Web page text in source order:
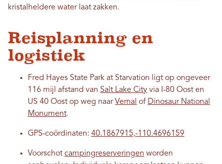
kristalheldere water laat zakken.
Reisplanning en
logistiek
Fred Hayes State Park at Starvation ligt op ongeveer
116 mijl afstand van Salt Lake City via I-80 Oost en
US 40 Oost op weg naarVernal of Dinosaur National
Monument.
GPS-coördinaten: 40.1867915,-110.4696159
Voorschot campingreserveringen worden